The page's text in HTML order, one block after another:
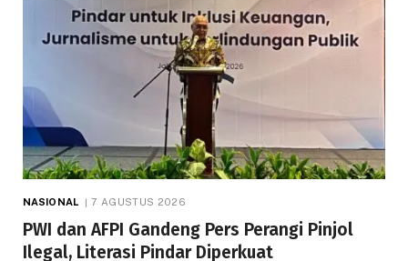
NASIONAL 7 AGUSTUS 2026
PWI dan AFPI Gandeng Pers Perangi Pinjol
Ilegal, Literasi Pindar Diperkuat